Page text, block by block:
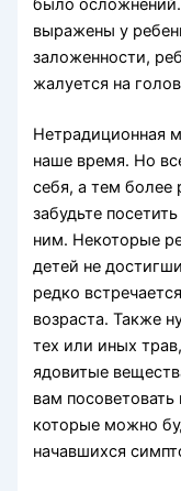
было
выражены у
заложенности,
жалуется на
Нетрадиционная
наше время. Но
себя, а тем более
забудьте
ним. Некоторые
детей не
редко
возраста. Также
тех или иных
ядовитые
вам
которые можно
начавшихся